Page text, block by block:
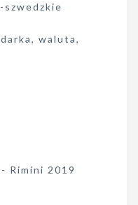
waluta,
Rimini 2019